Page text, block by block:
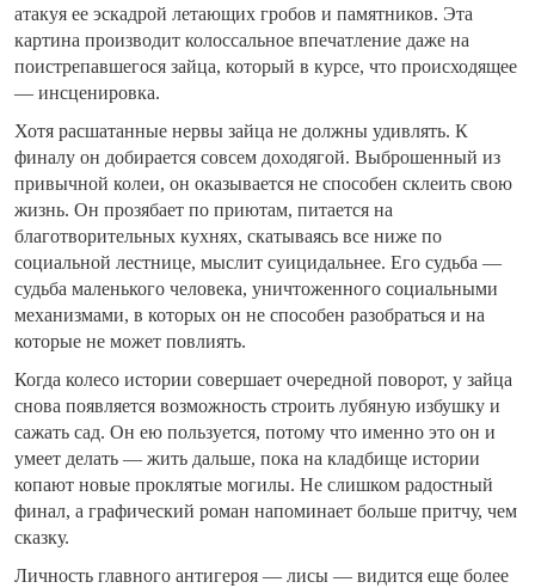
атакуя ее эскадрой летающих гробов и памятников. Эта
картина производит колоссальное впечатление даже на
поистрепавшегося зайца, который в курсе, что происходящее
— инсценировка.
Хотя расшатанные нервы зайца не должны удивлять. К
финалу он добирается совсем доходягой. Выброшенный из
привычной колеи, он оказывается не способен склеить свою
жизнь. Он прозябает по приютам, питается на
благотворительных кухнях, скатываясь все ниже по
социальной лестнице, мыслит суицидальнее. Его судьба —
судьба маленького человека, уничтоженного социальными
механизмами, в которых он не способен разобраться и на
которые не может повлиять.
Когда колесо истории совершает очередной поворот, у зайца
снова появляется возможность строить лубяную избушку и
сажать сад. Он ею пользуется, потому что именно это он и
умеет делать — жить дальше, пока на кладбище истории
копают новые проклятые могилы. Не слишком радостный
финал, а графический роман напоминает больше притчу, чем
сказку.
Личность главного антигероя — лисы — видится еще более